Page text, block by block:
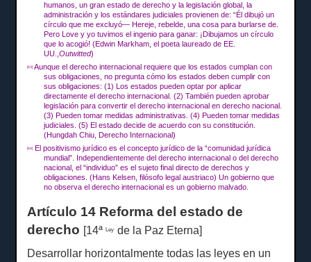
humanos, un gran estado de derecho y la legislación global, la
administración y los estándares judiciales provienen de: “Él dibujó un
círculo que me excluyó— Hereje, rebelde, una cosa para burlarse de.
Pero Love y yo tuvimos el ingenio para ganar: ¡Dibujamos un círculo
que lo acogió!(Edwin Markham, el poeta laureado de EE.
UU.,Outwitted)
[43] Aunque el derecho internacional requiere que los estados cumplan con
sus obligaciones, no pregunta cómo los estados deben cumplir con
sus obligaciones: (1) Los estados pueden optar por aplicar
directamente el derecho internacional.(2) También pueden aprobar
legislación para convertir el derecho internacional en derecho nacional.
(3) Pueden tomar medidas administrativas.(4) Pueden tomar medidas
judiciales.(5) El estado decide de acuerdo con su constitución.
(Hungdah Chiu, Derecho Internacional)
[44]
El positivismo jurídico es el concepto jurídico de la “comunidad jurídica
mundial”. Independientemente del derecho internacional o del derecho
nacional, el “individuo” es el sujeto final directo de derechos y
obligaciones.(Hans Kelsen, filósofo legal austriaco) Un gobierno que
no observa el derecho internacional es un gobierno malvado.
Artículo 14 Reforma del estado de
derecho [14ªLey
de la Paz Eterna]
Desarrollar horizontalmente todas las leyes en un